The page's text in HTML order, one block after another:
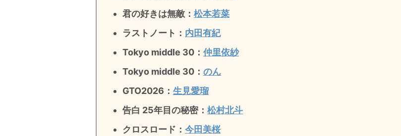
君の好きは無敵 ： 松本若菜
ラストノート ： 内田有紀
Tokyo middle 30： 仲里依紗
Tokyo middle 30： のん
GTO2026： 生見愛瑠
告白 25年目の秘密： 松村北斗
クロスロード： 今田美桜